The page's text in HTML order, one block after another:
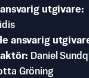
utgivare
ansvarig
Daniel
Gröning